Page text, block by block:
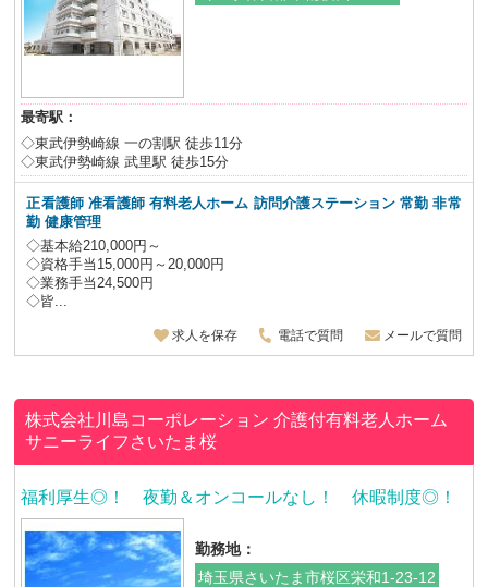
最寄駅：
◇東武伊勢崎線 一の割駅 徒歩11分
◇東武伊勢崎線 武里駅 徒歩15分
正看護師 准看護師 有料老人ホーム 訪問介護ステーション 常勤 非常
勤 健康管理
◇基本給210,000円～
◇資格手当15,000円～20,000円
◇業務手当24,500円
◇皆...
求人を保存 電話で質問 メールで質問
株式会社川島コーポレーション介護付有料老人ホーム
サニーライフさいたま桜
福利厚生◎！ 夜勤＆オンコールなし！ 休暇制度◎！
勤務地：
埼玉県さいたま市桜区栄和1-23-12